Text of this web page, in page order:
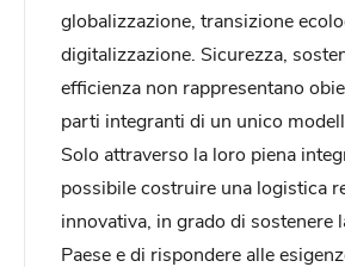
globalizzazione, transizione
digitalizzazione. Sicurezza,
efficienza non rappresentano
parti integranti di un unico
Solo attraverso la loro piena
possibile costruire una logistica
innovativa, in grado di sostenere
Paese e di rispondere alle